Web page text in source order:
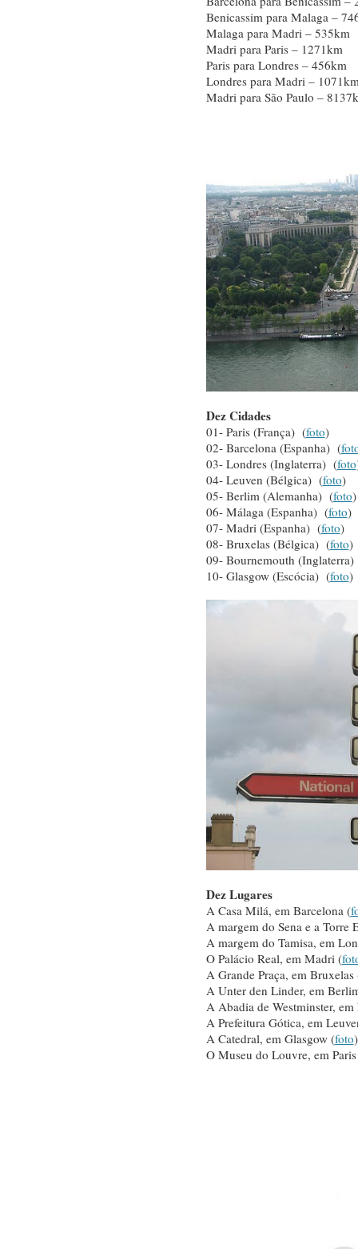
Benicassim para Malaga –
Malaga para Madri – 535km
Madri para Paris – 1271km
Paris para Londres – 456km
Londres para Madri –
Madri para São Paulo –
Dez Cidades
01- Paris (França) (foto)
02- Barcelona (Espanha) (
03- Londres (Inglaterra) (foto
04- Leuven (Bélgica) (foto)
05- Berlim (Alemanha) (foto)
06- Málaga (Espanha) (foto)
07- Madri (Espanha) (foto)
08- Bruxelas (Bélgica) (foto)
09- Bournemouth (Inglaterra)
10- Glasgow (Escócia) (foto)
Dez Lugares
A Casa Milá, em Barcelona (
A margem do Sena e a Torre
A margem do Tamisa, em
O Palácio Real, em Madri (
A Grande Praça, em Bruxelas
A Unter den Linder, em
A Abadia de Westminster, em
A Prefeitura Gótica, em
A Catedral, em Glasgow (foto)
O Museu do Louvre, em